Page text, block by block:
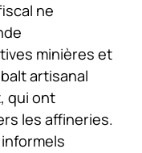
ne
minières et
artisanal
qui ont
les affineries.